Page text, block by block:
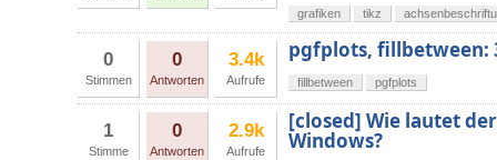
grafiken tikz
0
Stimmen
0
Antworten
3.4k
Aufrufe
pgfplots, fillbetween:
fillbetween pgfplots
1
Stimme
0
Antworten
2.9k
Aufrufe
[closed] Wie lautet
Windows?